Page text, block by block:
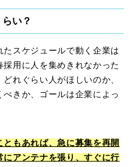
い？
スケジュールで動く企業は
用に人を集めきれなかった
れぐらい人がほしいのか、
きか、ゴールは企業によっ
もあれば、急に募集を再開
アンテナを張り、すぐに行